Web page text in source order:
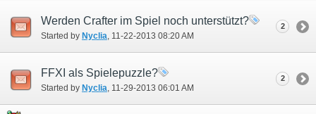
Werden Crafter im Spiel noch unterstützt?
Started by Nyclia ‎, 11-22-2013 08:20 AM
2
FFXI als Spielepuzzle?
Started by Nyclia‎, 11-29-2013 06:01 AM
2